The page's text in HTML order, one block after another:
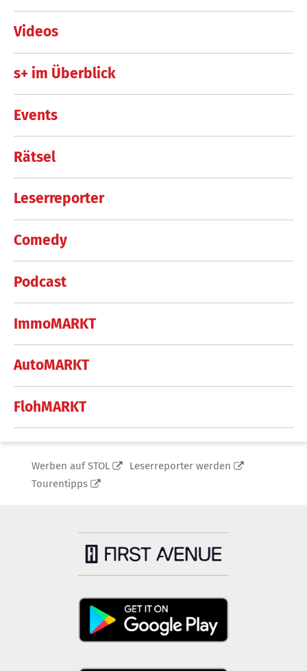
Videos
s+ im Überblick
Events
Rätsel
Leserreporter
Comedy
Podcast
ImmoMARKT
AutoMARKT
FlohMARKT
Werben auf STOL
Leserreporter werden
Tourentipps